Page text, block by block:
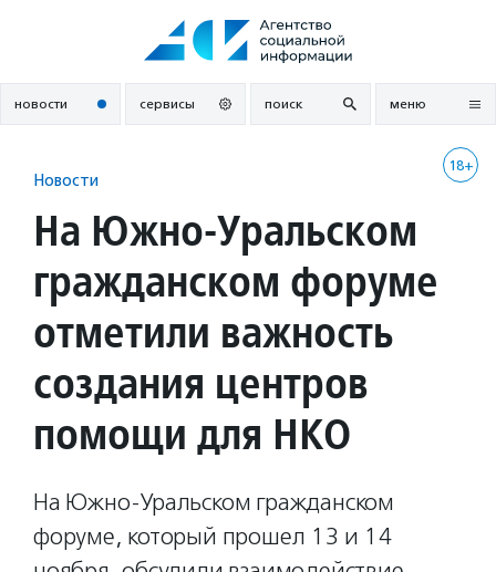
новости сервисы поиск меню
18+
Новости
На Южно-Уральском
гражданском форуме
отметили важность
создания центров
помощи для НКО
На Южно-Уральском гражданском
форуме, который прошел 13 и 14